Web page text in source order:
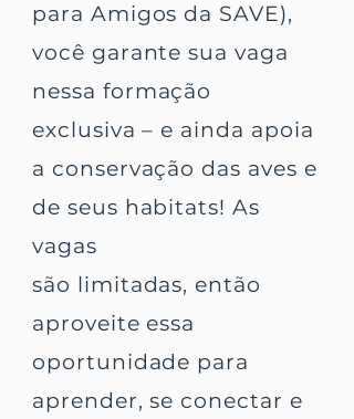
para Amigos da SAVE),
você garante sua vaga
nessa formação
exclusiva – e ainda apoia
a conservação das aves e
de seus habitats! As
vagas
são limitadas, então
aproveite essa
oportunidade para
aprender, se conectar e